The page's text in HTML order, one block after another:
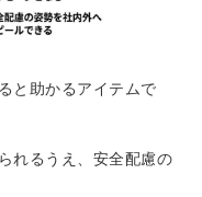
と助かるアイテムで
れるうえ、安全配慮の